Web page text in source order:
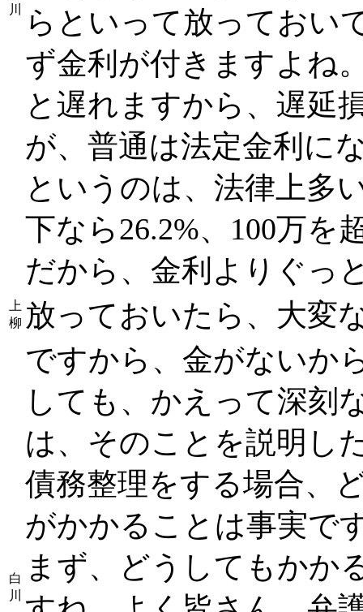
川
らといって放っておい
ず金利が付きますよね
と遅れますから、遅延
が、普通は法定金利に
というのは、法律上多
下なら26.2%、100万を
だから、金利よりぐっ
上
柳 放っておいたら、大変
白
川
ですから、金がないか
しても、かえって深刻
は、そのことを説明し
債務整理をする場合、
がかかることは事実で
まず、どうしてもかか